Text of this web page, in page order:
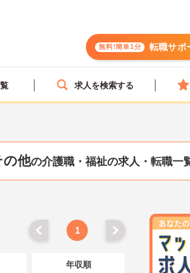
無料!簡単1分 転職サポ
求人を検索する
の他の介護職・福祉の求人・転職一
1
年収順